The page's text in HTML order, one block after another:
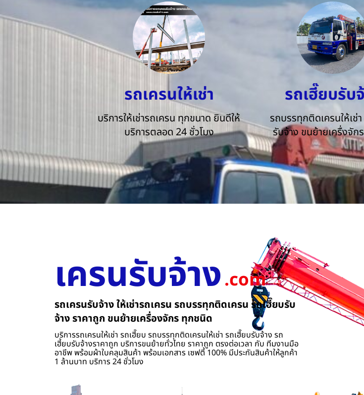
รถเครนให้เช่า
บริการให้เช่ารถเครน ทุกขนาด ยินดีให้
บริการตลอด 24 ชั่วโมง
รถเฮี๊ยบรับ
รถบรรทุกติดเครนให้เช่
รับจ้าง ขนย้ายเครื่งจัก
เครนรับจ้าง.com
รถเครนรับจ้าง ให้เช่ารถเครน รถบรรทุกติดเครน รถเฮี๊ยบรับ
จ้าง ราคาถูก ขนย้ายเครื่องจักร ทุกชนิด
บริการรถเครนให้เช่า รถเฮี๊ยบ รถบรรทุกติดเครนให้เช่า รถเฮี๊ยบรับจ้าง รถ
เฮี้ยบรับจ้างราคาถูก บริการขนย้ายทั่วไทย ราคาถูก ตรงต่อเวลา กับ ทีมงานมือ
อาชีพ พร้อมผ้าใบคลุมสินค้า พร้อมเอกสาร เซฟตี้ 100% มีประกันสินค้าให้ลูกค้า
1 ล้านบาท บริการ 24 ชั่วโมง